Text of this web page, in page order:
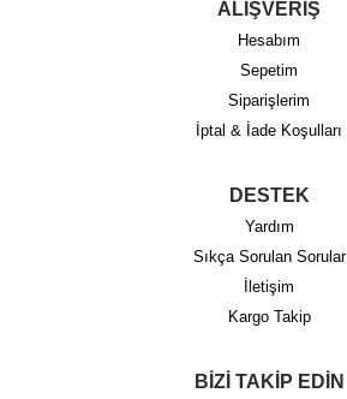
ALIŞVERİŞ
Hesabım
Sepetim
Siparişlerim
İptal & İade Koşulları
DESTEK
Yardım
Sıkça Sorulan Sorular
İletişim
Kargo Takip
BİZİ TAKİP EDİN